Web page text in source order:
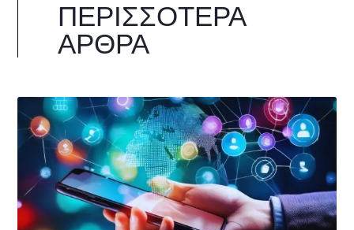
ΠΕΡΙΣΣΌΤΕΡΑ
ΆΡΘΡΑ